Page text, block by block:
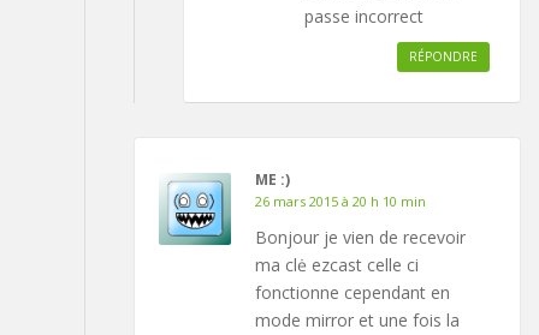
passe incorrect
RÉPONDRE
ME :)
26 mars 2015 à 20 h 10 min
Bonjour je vien de recevoir
ma clė ezcast celle ci
fonctionne cependant en
mode mirror et une fois la